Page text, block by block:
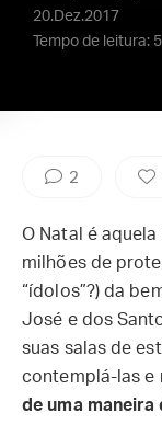
20.Dez.2017
Tempo de leitura:
2
O Natal é
milhões de
“ídolos”?) da
José e dos
suas salas de
contemplá-las e
de uma